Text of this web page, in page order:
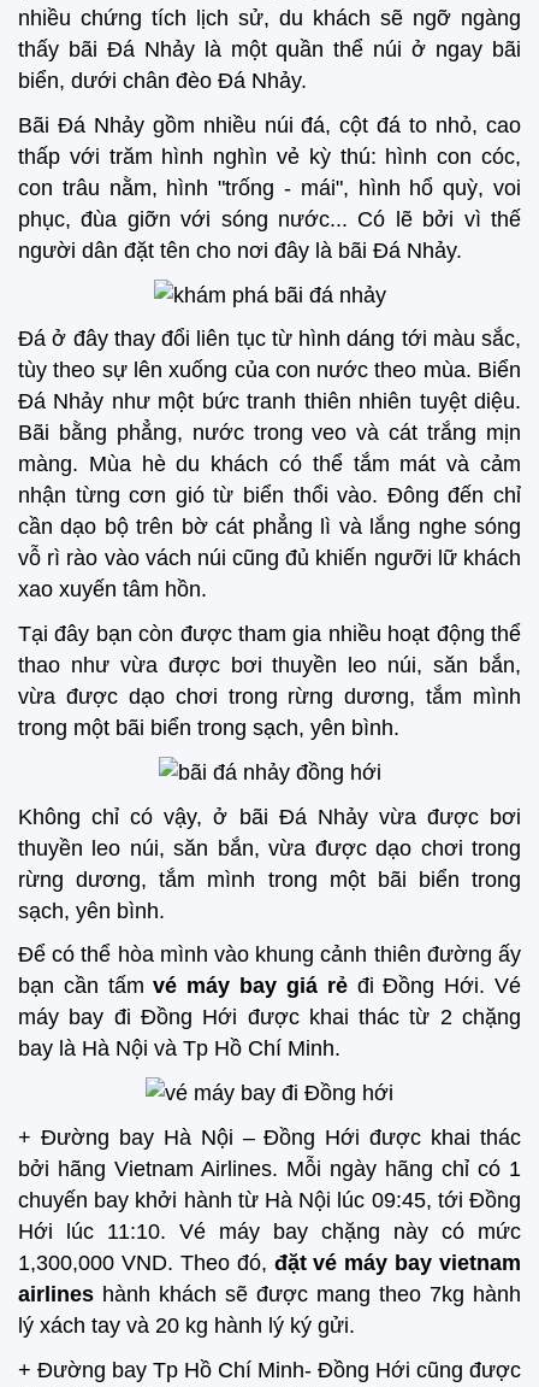
nhiều chứng tích lịch sử, du khách sẽ ngỡ ngàng
thấy bãi Đá Nhảy là một quần thể núi ở ngay bãi
biển, dưới chân đèo Đá Nhảy.
Bãi Đá Nhảy gồm nhiều núi đá, cột đá to nhỏ, cao
thấp với trăm hình nghìn vẻ kỳ thú: hình con cóc,
con trâu nằm, hình "trống - mái", hình hổ quỳ, voi
phục, đùa giỡn với sóng nước... Có lẽ bởi vì thế
người dân đặt tên cho nơi đây là bãi Đá Nhảy.
Đá ở đây thay đổi liên tục từ hình dáng tới màu sắc,
tùy theo sự lên xuống của con nước theo mùa. Biển
Đá Nhảy như một bức tranh thiên nhiên tuyệt diệu.
Bãi bằng phẳng, nước trong veo và cát trắng mịn
màng. Mùa hè du khách có thể tắm mát và cảm
nhận từng cơn gió từ biển thổi vào. Đông đến chỉ
cần dạo bộ trên bờ cát phẳng lì và lắng nghe sóng
vỗ rì rào vào vách núi cũng đủ khiến ngưỡi lữ khách
xao xuyến tâm hồn.
Tại đây bạn còn được tham gia nhiều hoạt động thể
thao như vừa được bơi thuyền leo núi, săn bắn,
vừa được dạo chơi trong rừng dương, tắm mình
trong một bãi biển trong sạch, yên bình.
Không chỉ có vậy, ở bãi Đá Nhảy vừa được bơi
thuyền leo núi, săn bắn, vừa được dạo chơi trong
rừng dương, tắm mình trong một bãi biển trong
sạch, yên bình.
Để có thể hòa mình vào khung cảnh thiên đường ấy
bạn cần tấmvé máy bay giá rẻđi Đồng Hới. Vé
máy bay đi Đồng Hới được khai thác từ 2 chặng
bay là Hà Nội và Tp Hồ Chí Minh.
+ Đường bay Hà Nội – Đồng Hới được khai thác
bởi hãng Vietnam Airlines. Mỗi ngày hãng chỉ có 1
chuyến bay khởi hành từ Hà Nội lúc 09:45, tới Đồng
Hới lúc 11:10. Vé máy bay chặng này có mức
1,300,000 VND. Theo đó, đặt vé máy bay vietnam
airlines hành khách sẽ được mang theo 7kg hành
lý xách tay và 20 kg hành lý ký gửi.
+ Đường bay Tp Hồ Chí Minh- Đồng Hới cũng được